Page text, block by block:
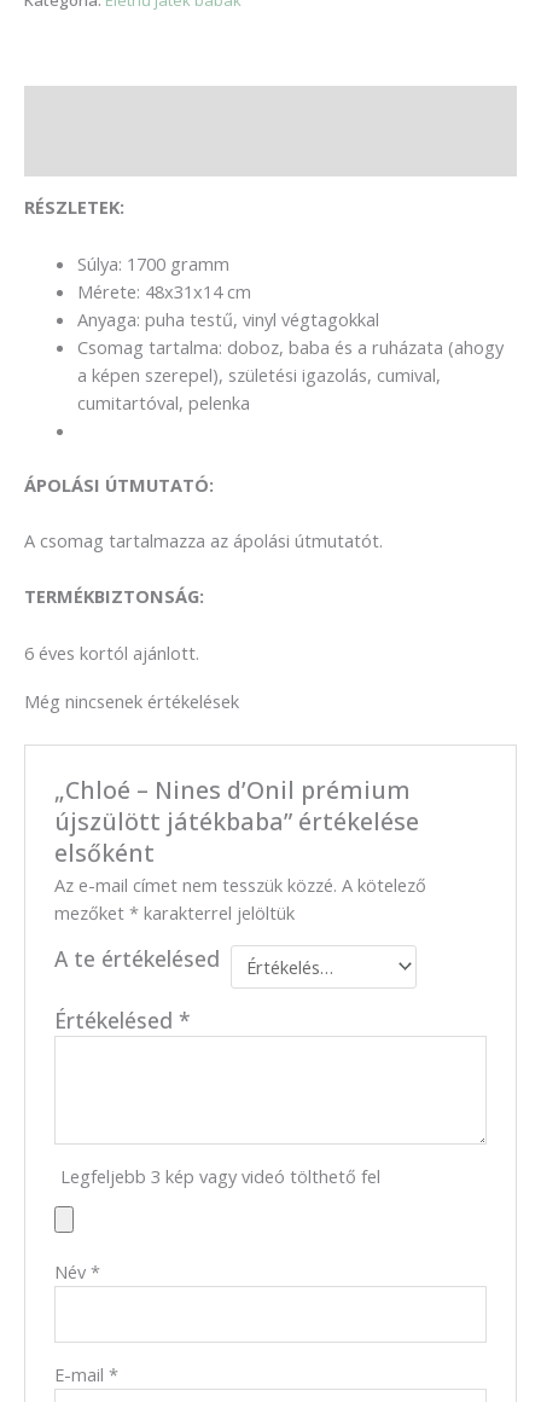
RÉSZLETEK:
Súlya: 1700 gramm
Mérete: 48x31x14 cm
Anyaga: puha testű, vinyl végtagokkal
Csomag tartalma: doboz, baba és a ruházata (ahogy
a képen szerepel), születési igazolás, cumival,
cumitartóval, pelenka
ÁPOLÁSI ÚTMUTATÓ:
A csomag tartalmazza az ápolási útmutatót.
TERMÉKBIZTONSÁG:
6 éves kortól ajánlott.
Még nincsenek értékelések
„Chloé – Nines d’Onil prémium
újszülött játékbaba” értékelése
elsőként
Az e-mail címet nem tesszük közzé. A kötelező
mezőket* karakterrel jelöltük
A te értékelésed
Értékelésed*
Legfeljebb 3 kép vagy videó tölthető fel
Név*
E-mail*